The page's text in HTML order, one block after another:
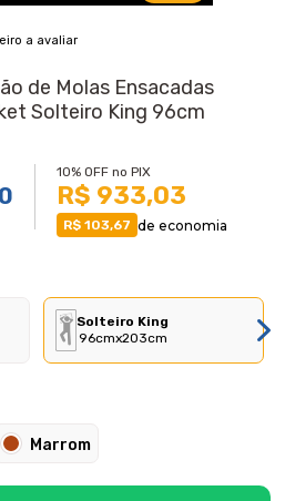
a avaliar
de Molas Ensacadas
Solteiro King 96cm
10% OFF no PIX
R$ 933,03
R$ 103,67 de economia
Solteiro King
96cmx203cm
Marrom